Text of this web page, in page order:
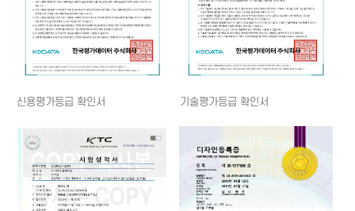
신용평가등급 확인서 기술평가등급 확인서